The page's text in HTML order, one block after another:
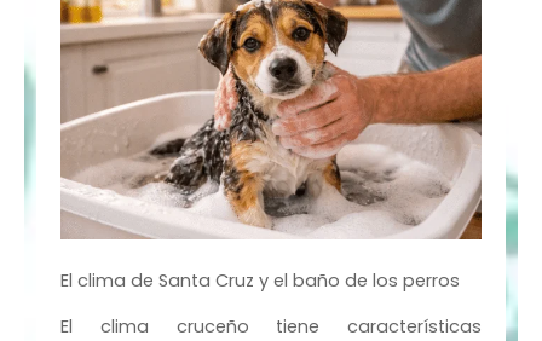
El clima de Santa Cruz y el baño de los perros
El clima cruceño tiene características